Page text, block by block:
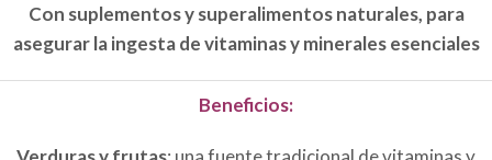
Con suplementos y superalimentos naturales, para
asegurar la ingesta de vitaminas y minerales esenciales
Beneficios: